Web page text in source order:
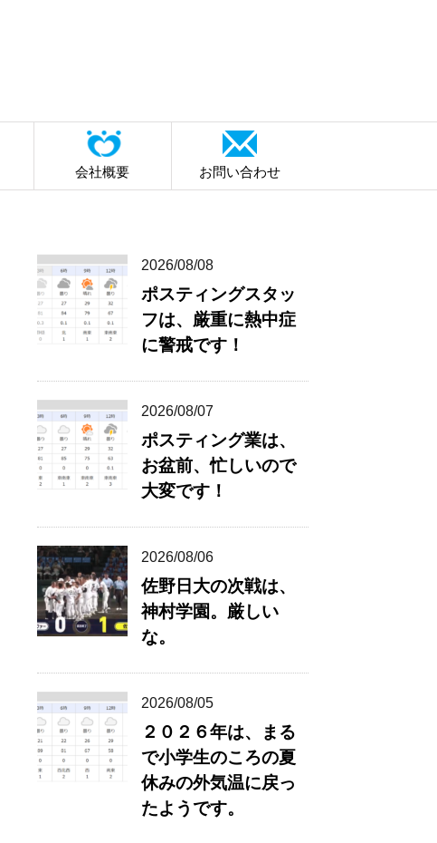
会社概要 お問い合わせ
2026/08/08
ポスティングスタッ
フは、厳重に熱中症
に警戒です！
2026/08/07
ポスティング業は、
お盆前、忙しいので
大変です！
2026/08/06
佐野日大の次戦は、
神村学園。厳しい
な。
2026/08/05
２０２６年は、まる
で小学生のころの夏
休みの外気温に戻っ
たようです。